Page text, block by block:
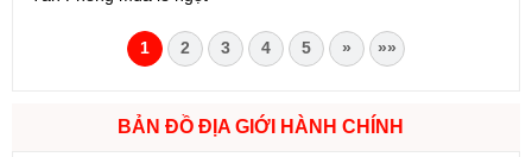
1 2 3 4 5 » »»
BẢN ĐỒ ĐỊA GIỚI HÀNH CHÍNH